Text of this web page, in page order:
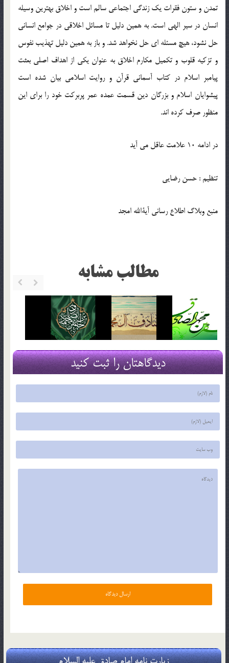
تمدن و ستون فقرات يك زندگي اجتماعي سالم است و اخلاق بهترين وسيله
انسان در سير الهي است. به همين دليل تا مسائل اخلاقي در جوامع انساني
حل نشود، هيچ مسئله اي حل نخواهد شد. و باز به همين دليل تهذيب نفوس
و تزكيه قلوب و تكميل مكارم اخلاق به عنوان يكي از اهداف اصلي بعثت
پيامبر اسلام در كتاب آسماني قرآن و روايت اسلامي بيان شده است
پيشوايان اسلام و بزرگان دين قسمت عمده عمر پربركت خود را براي اين
منظور صرف كرده اند.
در ادامه 10 علامت عاقل می آید
تنظیم : حسن رضایی
منبع وبلاگ اطلاع رسانی آیةالله امجد
مطالب مشابه
دیدگاهتان را ثبت کنید